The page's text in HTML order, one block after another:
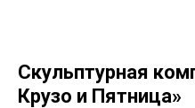
Скульптурная
Крузо и Пятница»